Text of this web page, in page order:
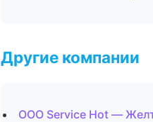
Другие компании
ООО Service Hot —